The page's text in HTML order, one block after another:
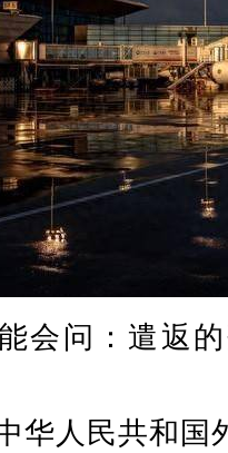
会问：遣返
华人民共和国